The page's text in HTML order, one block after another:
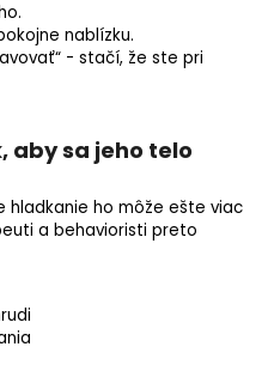
nablízku.
- stačí, že ste pri
aby sa jeho telo
hladkanie ho môže ešte viac
a behavioristi preto